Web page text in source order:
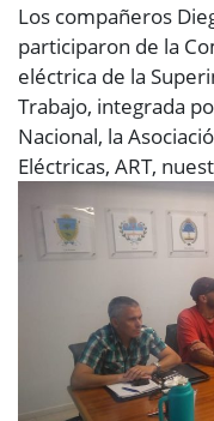
Los compañeros
participaron de la
eléctrica de la
Trabajo, integrada
Nacional, la
Eléctricas, ART,